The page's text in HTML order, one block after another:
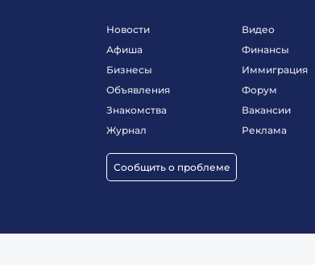
Новости
Афиша
Бизнесы
Объявления
Знакомства
Журнал
Сообщить о проблеме
Видео
Финансы
Иммиграция
Форум
Вакансии
Реклама